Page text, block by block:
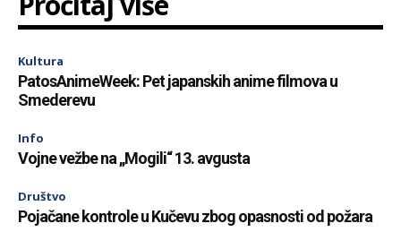
Kultura
PatosAnimeWeek: Pet japanskih anime filmova u
Smederevu
Info
Vojne vežbe na „Mogili“ 13. avgusta
Društvo
Pojačane kontrole u Kučevu zbog opasnosti od požara